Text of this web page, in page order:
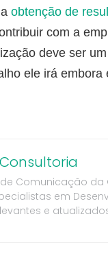
obtenção de
com a
deve ser
ele irá
Comunicação
em
e